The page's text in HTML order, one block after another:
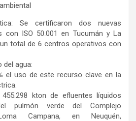
Se certificaron dos nuevas
con ISO 50.001 en Tucumán y La
total de 6 centros operativos con
del agua:
el uso de este recurso clave en la
kton de efluentes líquidos
pulmón verde del Complejo
Campana, en Neuquén,